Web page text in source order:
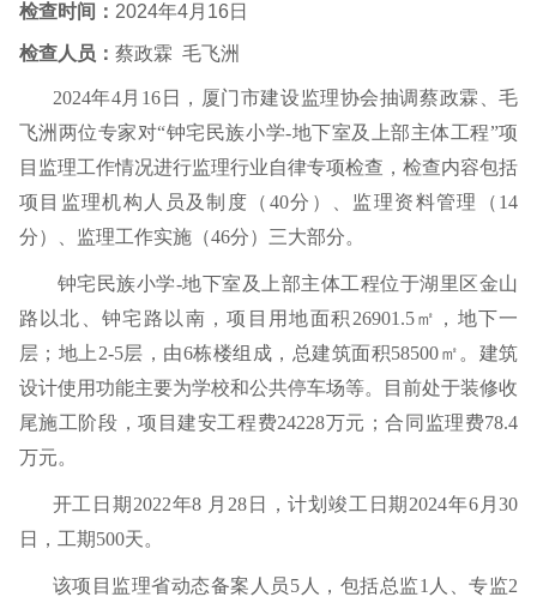
检查时间： 2024年4月 16日
检查人员： 蔡政霖 毛飞洲
2024年4月 16日，厦门市建设监理协会抽调蔡政霖、毛
飞洲两位专家对“钟宅民族小学-地下室及上部主体工程”项
目监理工作情况进行监理行业自律专项检查，检查内容包括
项目监理机构人员及制度（ 40分）、监理资料管理（ 14
分）、监理工作实施（46分）三大部分。
钟宅民族小学-地下室及上部主体工程位于湖里区金山
路以北、钟宅路以南，项目用地面积 26901.5㎡ ，地下一
层；地上 2-5层，由6栋楼组成，总建筑面积58500㎡ 。建筑
设计使用功能主要为学校和公共停车场等。目前处于装修收
尾施工阶段，项目建安工程费24228万元；合同监理费78.4
万元。
开工日期 2022年8 月 28 日，计划竣工日期 2024年6月30
日，工期500天。
该项目监理省动态备案人员 5 人，包括总监1 人、专监2